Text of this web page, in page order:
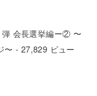
会長選挙編ー② 〜
〜 - 27,829 ビュー